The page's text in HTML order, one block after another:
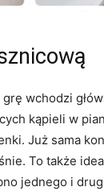
wchodzi
kąpieli w
Już sama
To także
jednego i